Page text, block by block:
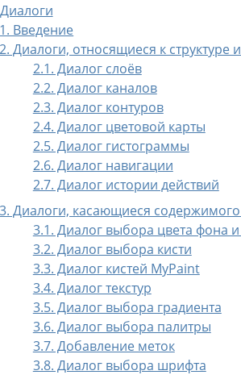
1. Введение
2. Диалоги, относящиеся к структуре
2.1. Диалог слоёв
2.2. Диалог каналов
2.3. Диалог контуров
2.4. Диалог цветовой карты
2.5. Диалог гистограммы
2.6. Диалог навигации
2.7. Диалог истории действий
3. Диалоги, касающиеся
3.1. Диалог выбора цвета фона
3.2. Диалог выбора кисти
3.3. Диалог кистей MyPaint
3.4. Диалог текстур
3.5. Диалог выбора градиента
3.6. Диалог выбора палитры
3.7. Добавление меток
3.8. Диалог выбора шрифта